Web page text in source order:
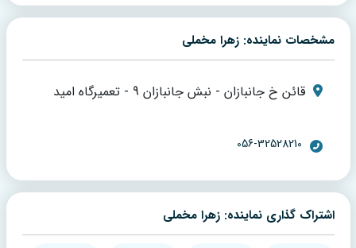
مشخصات نماینده: زهرا مخملی
قائن خ جانبازان - نبش جانبازان 9 - تعمیرگاه امید
056-32528210
اشتراک گذاری نماینده: زهرا مخملی